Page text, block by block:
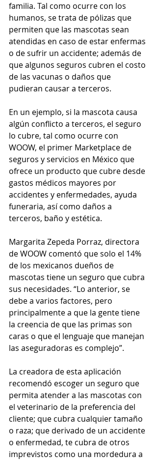
familia. Tal como ocurre con los
humanos, se trata de pólizas que
permiten que las mascotas sean
atendidas en caso de estar enfermas
o de sufrir un accidente; además de
que algunos seguros cubren el costo
de las vacunas o daños que
pudieran causar a terceros.
En un ejemplo, si la mascota causa
algún conflicto a terceros, el seguro
lo cubre, tal como ocurre con
WOOW, el primer Marketplace de
seguros y servicios en México que
ofrece un producto que cubre desde
gastos médicos mayores por
accidentes y enfermedades, ayuda
funeraria, así como daños a
terceros, baño y estética.
Margarita Zepeda Porraz, directora
de WOOW comentó que solo el 14%
de los mexicanos dueños de
mascotas tiene un seguro que cubra
sus necesidades. “Lo anterior, se
debe a varios factores, pero
principalmente a que la gente tiene
la creencia de que las primas son
caras o que el lenguaje que manejan
las aseguradoras es complejo”.
La creadora de esta aplicación
recomendó escoger un seguro que
permita atender a las mascotas con
el veterinario de la preferencia del
cliente; que cubra cualquier tamaño
o raza; que derivado de un accidente
o enfermedad, te cubra de otros
imprevistos como una mordedura a